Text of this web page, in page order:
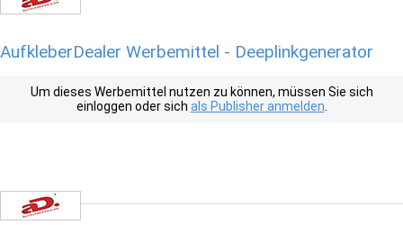
AufkleberDealer Werbemittel - Deeplinkgenerator
Um dieses Werbemittel nutzen zu können, müssen Sie sich
einloggen oder sich als Publisher anmelden